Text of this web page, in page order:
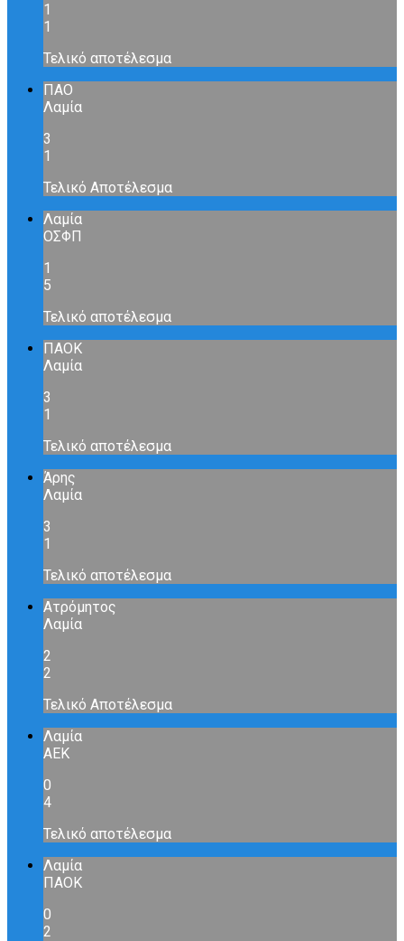
1
1
Τελικό αποτέλεσμα
ΠΑΟ
Λαμία
3
1
Τελικό Αποτέλεσμα
Λαμία
ΟΣΦΠ
1
5
Τελικό αποτέλεσμα
ΠΑΟΚ
Λαμία
3
1
Τελικό αποτέλεσμα
Άρης
Λαμία
3
1
Τελικό αποτέλεσμα
Ατρόμητος
Λαμία
2
2
Τελικό Αποτέλεσμα
Λαμία
ΑΕΚ
0
4
Τελικό αποτέλεσμα
Λαμία
ΠΑΟΚ
0
2